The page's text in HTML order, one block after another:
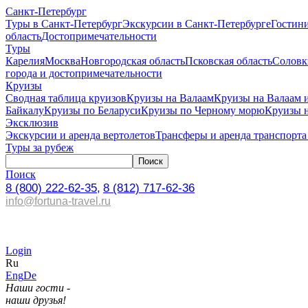
Санкт-Петербург
Туры в Санкт-ПетербургЭкскурсии в Санкт-Петербурге
областьДостопримечательности
Туры
КарелияМоскваНовгородская областьПсковская область
города и достопримечательности
Круизы
Сводная таблица круизовКруизы на ВалаамКруизы на Валаам
БайкалуКруизы по БеларусиКруизы по Черному морюКруизы
Эксклюзив
Экскурсии и аренда вертолетовТрансферы и аренда транспорта
Туры за рубеж
Поиск
8 (800) 222-62-35, 8 (812) 717-62-36
info@fortuna-travel.ru
Login
Ru
EngDe
Наши гости -
наши друзья!